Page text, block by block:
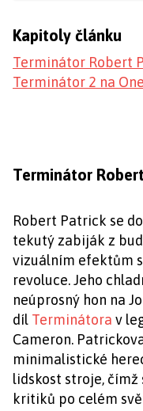
Kapitoly článku
Terminátor Robert
Terminátor 2 na
Terminátor
Robert Patrick se
tekutý zabiják z
vizuálním efektům
revoluce. Jeho
neúprosný hon na
díl Terminátora v
Cameron.
minimalistické
lidskost stroje, čímž
kritiků po celém